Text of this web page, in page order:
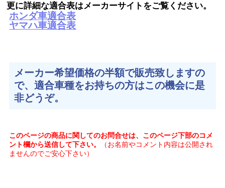
更に詳細な適合表はメーカーサイトをご覧ください。
ホンダ車適合表
ヤマハ車適合表
メーカー希望価格の半額で販売致しますの
で、適合車種をお持ちの方はこの機会に是
非どうぞ。
このページの商品に関してのお問合せは、このページ下部のコメ
ント欄から送信して下さい。
（お名前やコメント内容は公開され
ませんのでご安心下さい）